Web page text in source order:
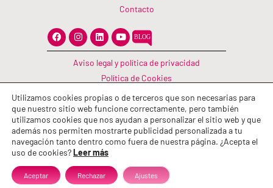
Contacto
F
a
c
o
k
I
n
s
t
a
r
a
m
L
i
n
k
e
d
i
n
Y
o
u
t
u
b
e
Aviso legal y política de privacidad
Política de Cookies
Canal Información
Política de calidad
© 2026 Grupo cerQuo. Todos los derechos reservados.
Utilizamos cookies propias o de terceros que son necesarias para
que nuestro sitio web funcione correctamente, pero también
utilizamos cookies que nos ayudan a personalizar el sitio web y que
además nos permiten mostrarte publicidad personalizada a tu
navegación tanto dentro como fuera de nuestra página. ¿Acepta el
uso de cookies?Leer más
Aceptar Rechazar Ajustes